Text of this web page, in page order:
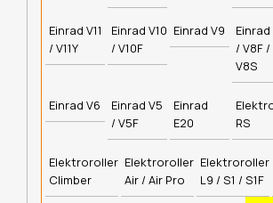
Einrad V11
/ V11Y
Einrad V10
/ V10F
Einrad V9
Einrad
/ V8F /
V8S
Einrad V6
Einrad V5
/ V5F
Einrad
E20
RS
Elektroroller
Climber
Elektroroller
Air / Air Pro
Elektroroller
L9 / S1 / S1F